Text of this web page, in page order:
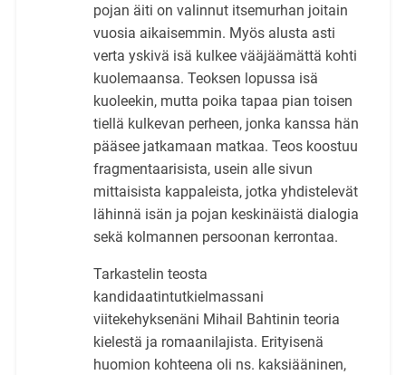
pojan äiti on valinnut itsemurhan joitain
vuosia aikaisemmin. Myös alusta asti
verta yskivä isä kulkee vääjäämättä kohti
kuolemaansa. Teoksen lopussa isä
kuoleekin, mutta poika tapaa pian toisen
tiellä kulkevan perheen, jonka kanssa hän
pääsee jatkamaan matkaa. Teos koostuu
fragmentaarisista, usein alle sivun
mittaisista kappaleista, jotka yhdistelevät
lähinnä isän ja pojan keskinäistä dialogia
sekä kolmannen persoonan kerrontaa.
Tarkastelin teosta
kandidaatintutkielmassani
viitekehyksenäni Mihail Bahtinin teoria
kielestä ja romaanilajista. Erityisenä
huomion kohteena oli ns. kaksiääninen,